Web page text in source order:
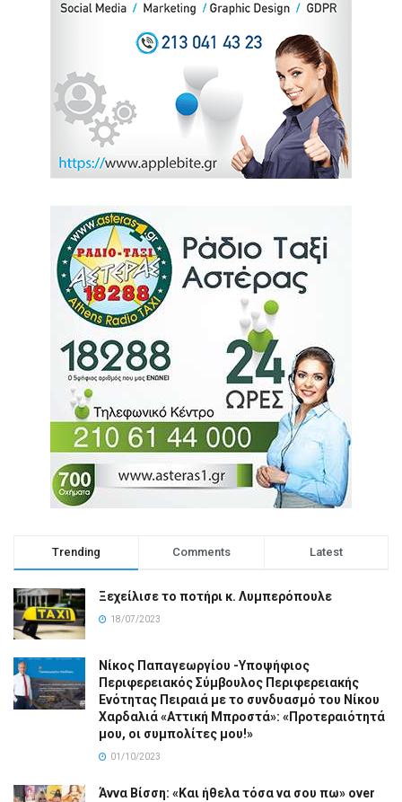
Trending Comments Latest
Ξεχείλισε το ποτήρι κ. Λυμπερόπουλε
18/07/2023
Νίκος Παπαγεωργίου -Υποψήφιος
Περιφερειακός Σύμβουλος Περιφερειακής
Ενότητας Πειραιά με το συνδυασμό του Νίκου
Χαρδαλιά «Αττική Μπροστά»: «Προτεραιότητά
μου, οι συμπολίτες μου!»
01/10/2023
Άννα Βίσση: «Και ήθελα τόσα να σου πω» over